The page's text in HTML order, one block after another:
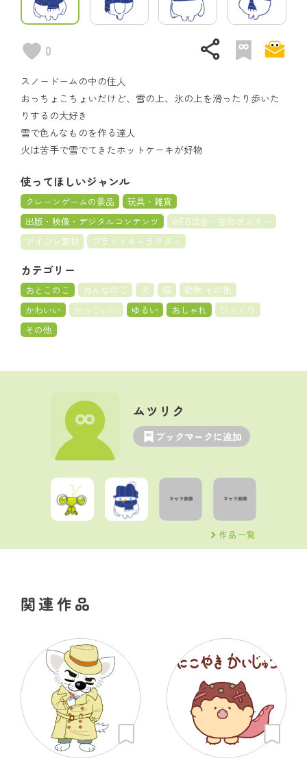
0 share
スノードームの中の住人
おっちょこちょいだけど、雪の上、氷の上を滑ったり歩いた
りするの大好き
雪で色んなものを作る達人
火は苦手で雪でてきたホットケーキが好物
使ってほしいジャンル
クレーンゲームの景品
玩具・雑貨
出版・映像・デジタルコンテンツ
WEB広告・告知ポスター
アイコン素材
ブランドキャラクター
カテゴリー
おとこのこ おんなのこ 犬 猫
動物 その他
かわいい
かっこいい ゆるい おしゃれ
びっくり
その他
ムツリク
ブックマークに追加
作品一覧
関連作品